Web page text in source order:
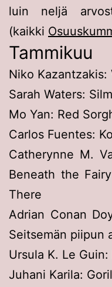
luin neljä
(kaikki
Tammikuu
Niko Kazantzakis:
Sarah Waters:
Mo Yan: Red
Carlos Fuentes:
Catherynne M.
Beneath the
There
Adrian Conan
Seitsemän piipun
Ursula K. Le
Juhani Karila: